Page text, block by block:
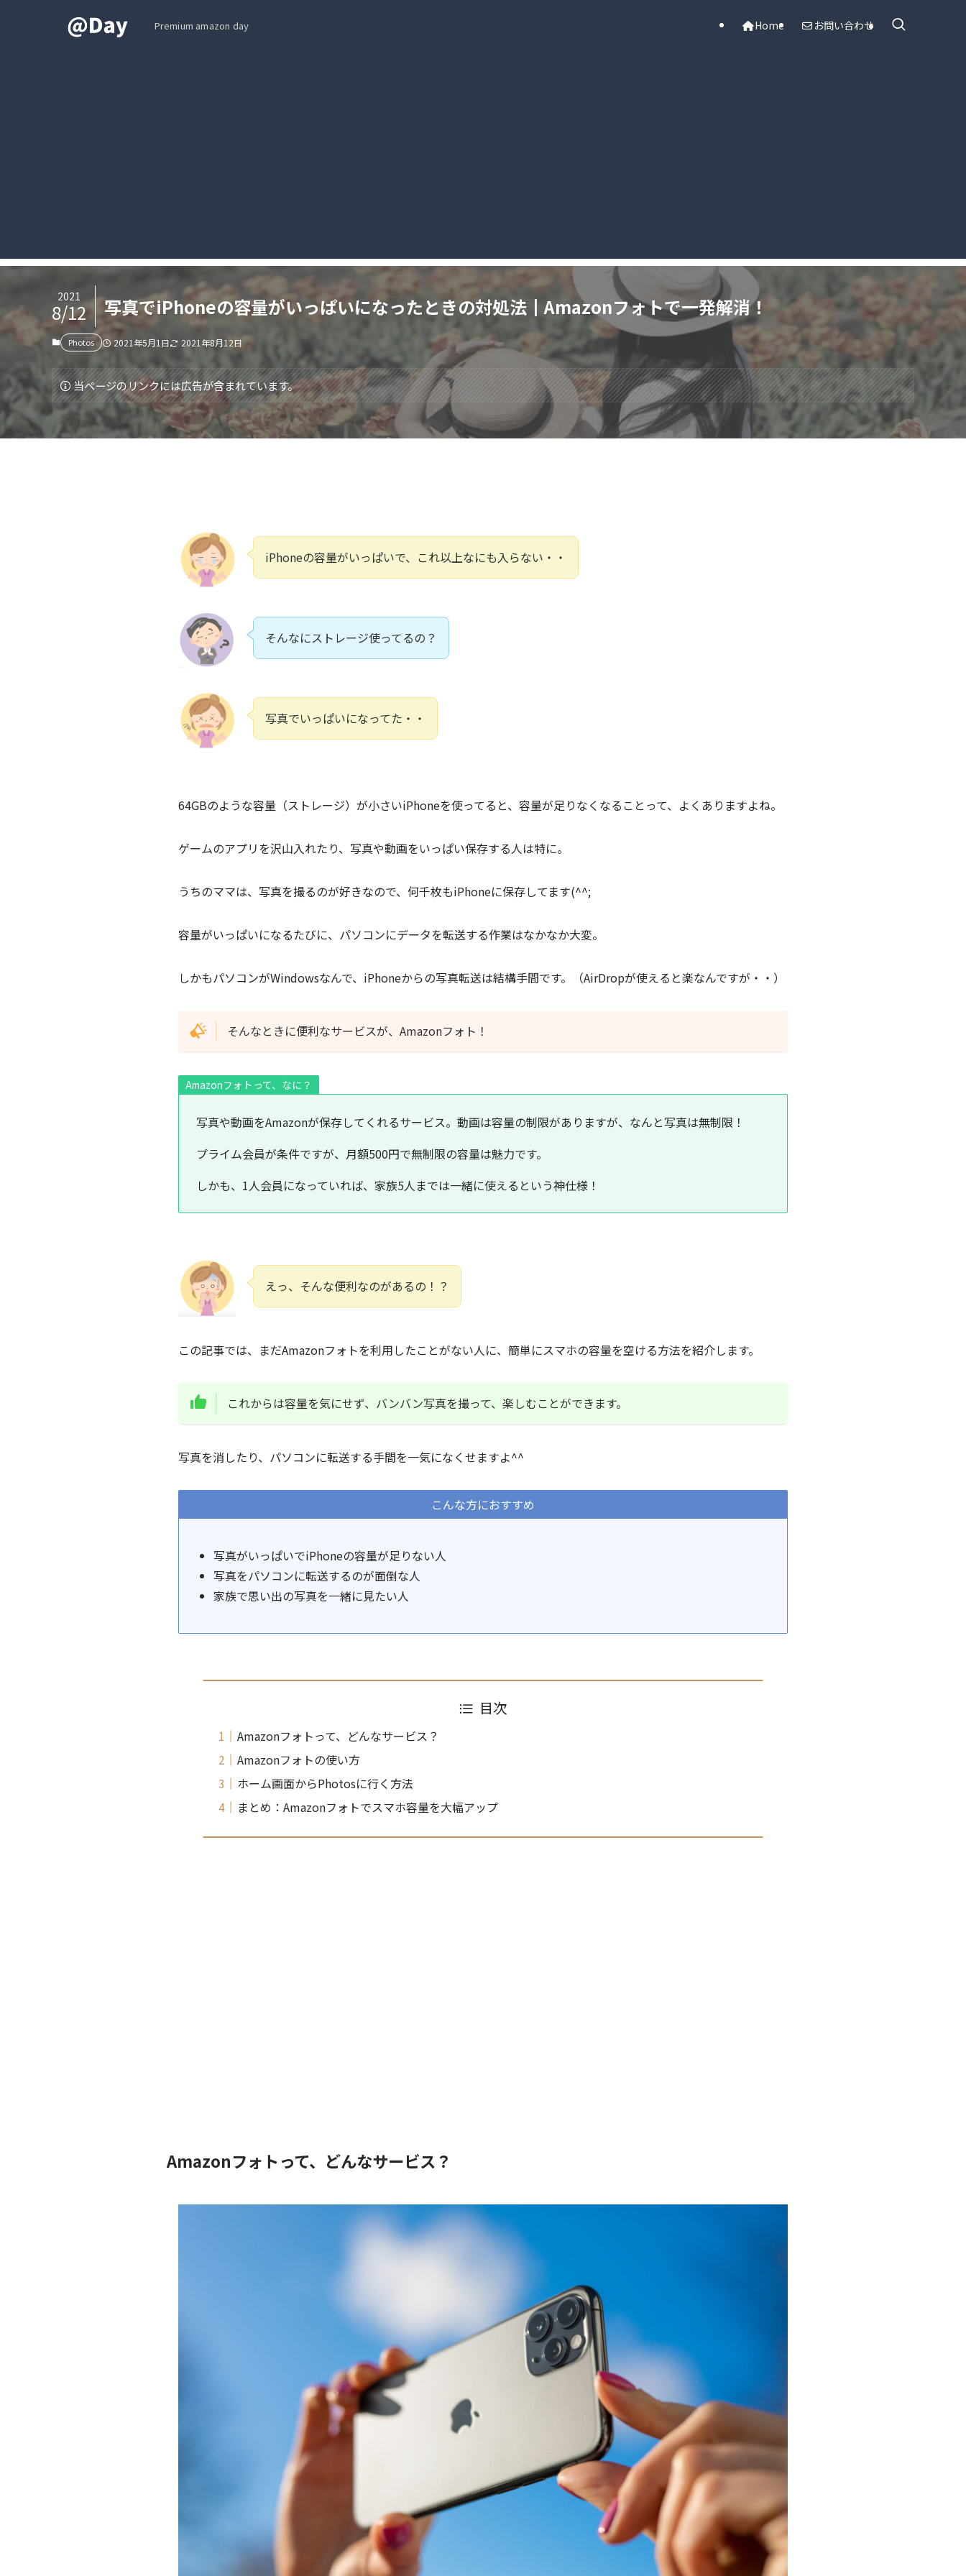
Premium amazon day Home お問い合わせ
写真でiPhoneの容量がいっぱいになったときの対処法┃Amazonフォトで一発解消！
2021
8/12
Photos 2021年5月1日 2021年8月12日
当ページのリンクには広告が含まれています。
iPhoneの容量がいっぱいで、これ以上なにも入らない・・
そんなにストレージ使ってるの？
写真でいっぱいになってた・・
64GBのような容量（ストレージ）が小さいiPhoneを使ってると、容量が足りなくなることって、よくありますよね。
ゲームのアプリを沢山入れたり、写真や動画をいっぱい保存する人は特に。
うちのママは、写真を撮るのが好きなので、何千枚もiPhoneに保存してます(^^;
容量がいっぱいになるたびに、パソコンにデータを転送する作業はなかなか大変。
しかもパソコンがWindowsなんで、iPhoneからの写真転送は結構手間です。（AirDropが使えると楽なんですが・・）
そんなときに便利なサービスが、Amazonフォト！
Amazonフォトって、なに？
写真や動画をAmazonが保存してくれるサービス。動画は容量の制限がありますが、なんと写真は無制限！
プライム会員が条件ですが、月額500円で無制限の容量は魅力です。
しかも、1人会員になっていれば、家族5人までは一緒に使えるという神仕様！
えっ、そんな便利なのがあるの！？
この記事では、まだAmazonフォトを利用したことがない人に、簡単にスマホの容量を空ける方法を紹介します。
これからは容量を気にせず、バンバン写真を撮って、楽しむことができます。
写真を消したり、パソコンに転送する手間を一気になくせますよ^^
こんな方におすすめ
写真がいっぱいでiPhoneの容量が足りない人
写真をパソコンに転送するのが面倒な人
家族で思い出の写真を一緒に見たい人
目次
Amazonフォトって、どんなサービス？
Amazonフォトの使い方
ホーム画面からPhotosに行く方法
まとめ：Amazonフォトでスマホ容量を大幅アップ
Amazonフォトって、どんなサービス？